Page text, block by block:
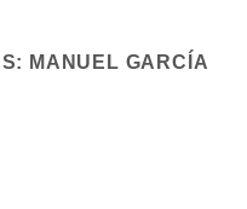
MANUEL GARCÍA